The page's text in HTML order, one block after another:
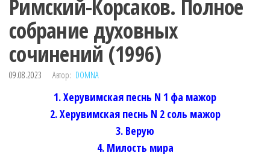
Римский-Корсаков. Полное
собрание духовных
сочинений (1996)
09.08.2023 Автор: DOMNA
1. Херувимская песнь N 1 фа мажор
2. Херувимская песнь N 2 соль мажор
3. Верую
4. Милость мира